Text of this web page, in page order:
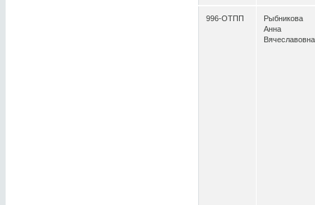
996-ОТПП
Рыбникова
Анна
Вячеславовна